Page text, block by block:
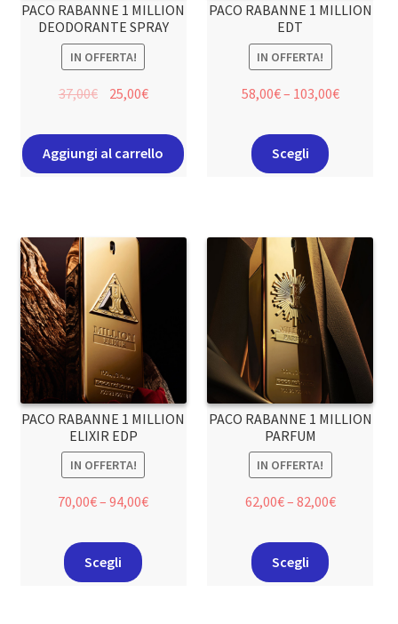
PACO RABANNE 1 MILLION
DEODORANTE SPRAY
IN OFFERTA!
37,00€ 25,00€
Aggiungi al carrello
PACO RABANNE 1 MILLION
EDT
IN OFFERTA!
58,00€– 103,00€
Scegli
PACO RABANNE 1 MILLION
ELIXIR EDP
IN OFFERTA!
70,00€–94,00€
Scegli
PACO RABANNE 1 MILLION
PARFUM
IN OFFERTA!
62,00€– 82,00€
Scegli